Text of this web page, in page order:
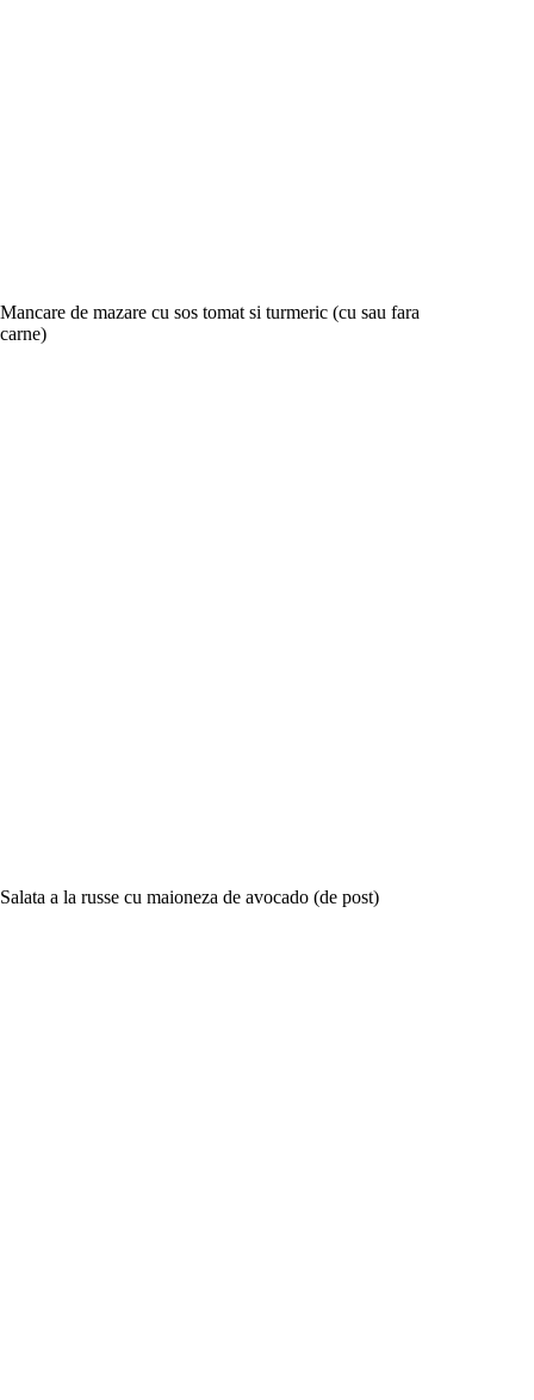
Mancare de mazare cu sos tomat si turmeric (cu sau fara
carne)
Salata a la russe cu maioneza de avocado (de post)